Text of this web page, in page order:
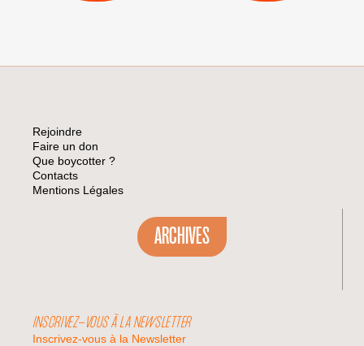
Rejoindre
Faire un don
Que boycotter ?
Contacts
Mentions Légales
ARCHIVES
INSCRIVEZ-VOUS À LA NEWSLETTER
Inscrivez-vous à la Newsletter